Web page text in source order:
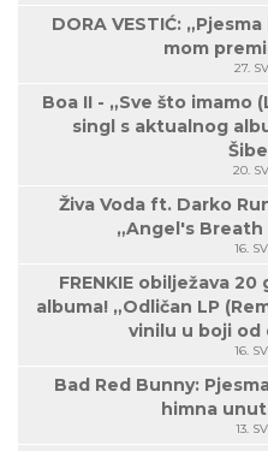
DORA VESTIĆ:
mom
27.
Boa II - „Sve što imamo
singl s aktualnog
20.
Živa Voda ft. Darko
„Angel's
16.
FRENKIE obilježava
albuma! „Odličan LP
vinilu u boji od
16.
Bad Red Bunny:
himna
13.